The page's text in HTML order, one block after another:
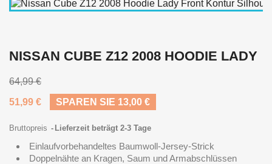
NISSAN CUBE Z12 2008 HOODIE LADY
64,99 €
51,99 €
SPAREN SIE 13,00 €
Bruttopreis Lieferzeit beträgt 2-3 Tage
Einlaufvorbehandeltes Baumwoll-Jersey-Strick
Doppelnähte an Kragen, Saum und Armabschlüssen